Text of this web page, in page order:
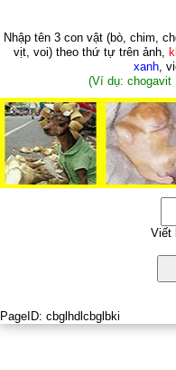
Nhập tên 3 con vật (bò, chim,
vịt, voi)theo thứ tự trên ảnh,
xanh,
(Ví dụ: chogavit
Viết
PageID: cbglhdlcbglbki